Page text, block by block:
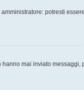
potresti
mai inviato messaggi,